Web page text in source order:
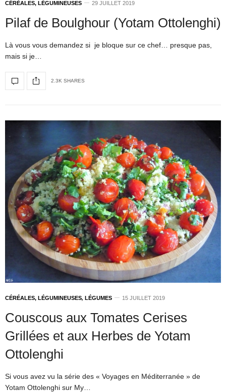
CÉRÉALES, LÉGUMINEUSES 29 JUILLET 2019
Pilaf de Boulghour (Yotam Ottolenghi)
Là vous vous demandez si je bloque sur ce chef… presque pas,
mais si je…
2.3K SHARES
CÉRÉALES, LÉGUMINEUSES, LÉGUMES 15 JUILLET 2019
Couscous aux Tomates Cerises
Grillées et aux Herbes de Yotam
Ottolenghi
Si vous avez vu la série des « Voyages en Méditerranée » de
Yotam Ottolenghi sur My…